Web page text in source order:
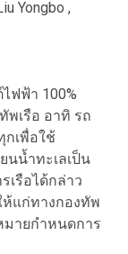
Yongbo ,
ฟฟ้า 100%
พเรือ อาทิ รถ
เพื่อใช้
นน้ำทะเลเป็น
เรือได้กล่าว
แก่ทางกองทัพ
มายกำหนดการ